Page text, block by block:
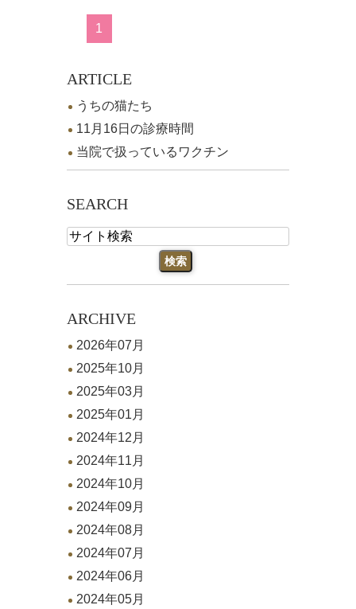
1
ARTICLE
うちの猫たち
11月16日の診療時間
当院で扱っているワクチン
SEARCH
ARCHIVE
2026年07月
2025年10月
2025年03月
2025年01月
2024年12月
2024年11月
2024年10月
2024年09月
2024年08月
2024年07月
2024年06月
2024年05月